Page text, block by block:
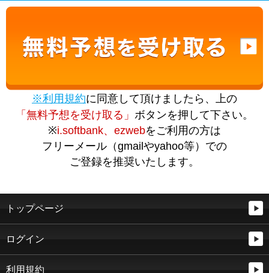
※利用規約に同意して頂けましたら、上の
「無料予想を受け取る」 ボタンを押して下さい。
※i.softbank、ezwebをご利用の方は
フリーメール（gmailやyahoo等）での
ご登録を推奨いたします。
トップページ
ログイン
利用規約